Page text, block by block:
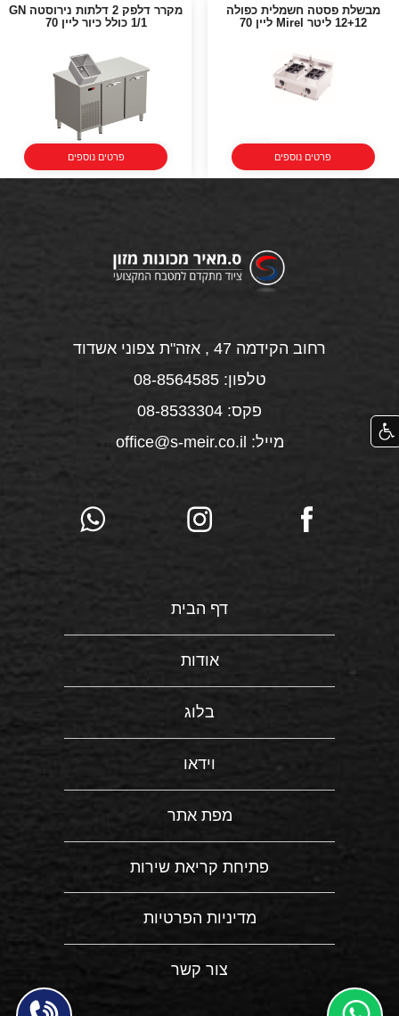
מבשלת פסטה חשמלית כפולה
12+12 ליטר Mirel ליין 70
פרטים נוספים
מקרר דלפק 2 דלתות נירוסטה GN
1/1 כולל כיור ליין 70
פרטים נוספים
רחוב הקידמה 47 , אזה"ת צפוני אשדוד
טלפון: 08-8564585
פקס: 08-8533304
מייל: office@s-meir.co.il
דף הבית
אודות
בלוג
וידאו
מפת אתר
פתיחת קריאת שירות
מדיניות הפרטיות
צור קשר